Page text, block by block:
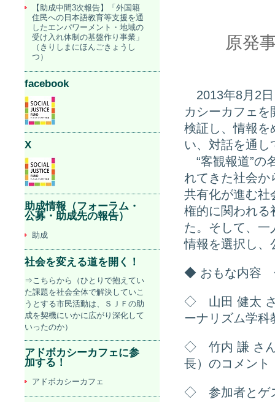
原発
2013年8月2
カシーカフェ
検証し、情報を
い、対話を通し
“客観報道”の
れてきた社会か
共有化が進む社
権的に関われる
た。そして、一
情報を選択し、
◆ おもな内
◇ 山田 健太 さ
ーナリズム学科
◇ 竹内 謙 さん
長）のコメント
◇ 参加者とゲ
【助成中間3次報告】「外国籍
住民への日本語教育等支援を通
したエンパワーメント・地域の
受け入れ体制の基盤作り事業」
（きりしまにほんごきょうし
つ）
facebook
X
助成情報（フォーラム・
公募・助成先の報告）
助成
社会を変える道を開く！
⇒こちらから（ひとりで抱えてい
た課題を社会全体で解決していこ
うとする市民活動は、ＳＪＦの助
成を契機にいかに広がり深化して
いったのか）
アドボカシーカフェに参
加する！
アドボカシーカフェ